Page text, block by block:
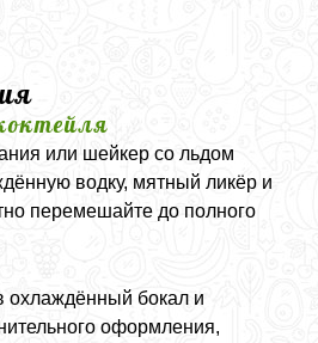
или шейкер со льдом
водку, мятный ликёр и
перемешайте до полного
охлаждённый бокал и
оформления,